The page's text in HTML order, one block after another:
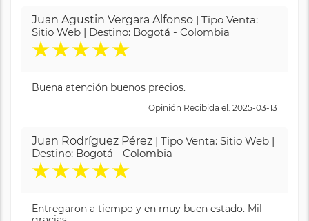
Juan Agustin Vergara Alfonso | Tipo Venta:
Sitio Web | Destino: Bogotá - Colombia
★★★★★
Buena atención buenos precios.
Opinión Recibida el: 2025-03-13
Juan Rodríguez Pérez | Tipo Venta: Sitio Web |
Destino: Bogotá - Colombia
★★★★★
Entregaron a tiempo y en muy buen estado. Mil